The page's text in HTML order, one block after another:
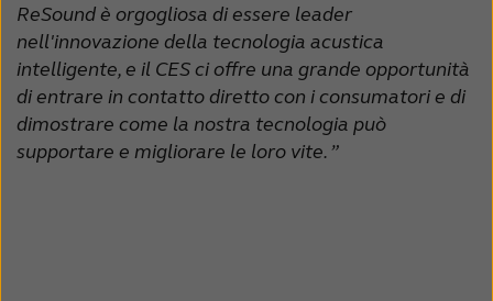
ReSound è orgogliosa di essere leader
nell'innovazione della tecnologia acustica
intelligente, e il CES ci offre una grande opportunità
di entrare in contatto diretto con i consumatori e di
dimostrare come la nostra tecnologia può
supportare e migliorare le loro vite. ”